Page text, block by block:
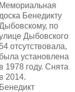
Мемориальная
доска Бенедикту
по
Дыбовского
54 отсутствовала,
была установлена
в 1978 году. Снята
в 2014.
Бенедикт